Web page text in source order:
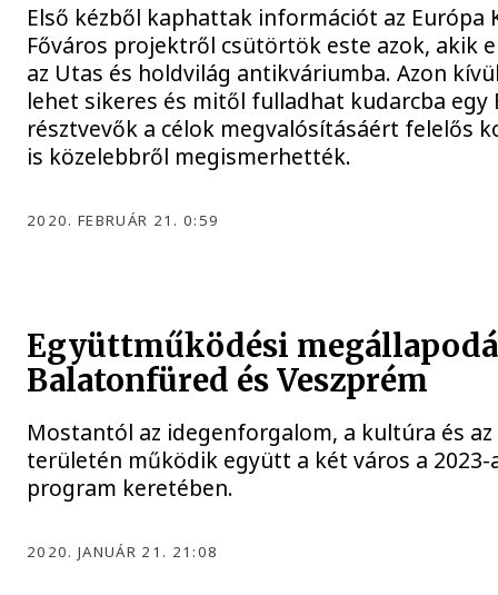
Első kézből kaphattak információt az Európa
Főváros projektről csütörtök este azok, akik
az Utas és holdvilág antikváriumba. Azon
lehet sikeres és mitől fulladhat kudarcba egy
résztvevők a célok megvalósításáért felelős
is közelebbről megismerhették.
2020. FEBRUÁR 21. 0:59
Együttműködési
Balatonfüred és Veszprém
Mostantól az idegenforgalom, a kultúra és
területén működik együtt a két város a 2023-
program keretében.
2020. JANUÁR 21. 21:08